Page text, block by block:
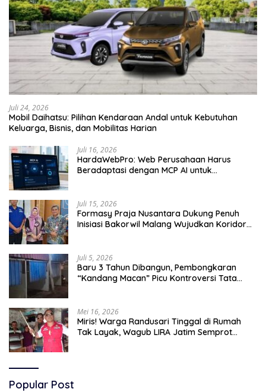
Juli 24, 2026
Mobil Daihatsu: Pilihan Kendaraan Andal untuk Kebutuhan
Keluarga, Bisnis, dan Mobilitas Harian
Juli 16, 2026
HardaWebPro: Web Perusahaan Harus
Beradaptasi dengan MCP AI untuk
Juli 15, 2026
Formasy Praja Nusantara Dukung Penuh
Inisiasi Bakorwil Malang Wujudkan Koridor
Juli 5, 2026
Baru 3 Tahun Dibangun, Pembongkaran
“Kandang Macan” Picu Kontroversi Tata
Mei 16, 2026
Miris! Warga Randusari Tinggal di Rumah
Tak Layak, Wagub LIRA Jatim Semprot
Popular Post